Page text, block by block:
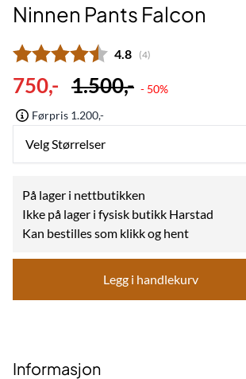
Ninnen Pants Falcon
Gjennomsnittskarakter:
4.8 (stemmer:
4)
750,- 1.500,- - 50%
Førpris 1.200,-
Velg Størrelser
På lager i nettbutikken
Ikke på lager i fysisk butikk Harstad
Kan bestilles som klikk og hent
Legg i handlekurv
Informasjon